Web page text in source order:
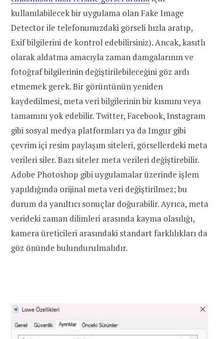
kullanılabilecek bir uygulama olan Fake Image
Detector ile telefonunuzdaki görseli hızla aratıp,
Exif bilgilerini de kontrol edebilirsiniz). Ancak, kasıtlı
olarak aldatma amacıyla zaman damgalarının ve
fotoğraf bilgilerinin değiştirilebileceğini göz ardı
etmemek gerek. Bir görüntünün yeniden
kaydedilmesi, meta veri bilgilerinin bir kısmını veya
tamamını yok edebilir. Twitter, Facebook, Instagram
gibi sosyal medya platformları ya da Imgur gibi
çevrim içi resim paylaşım siteleri, görsellerdeki meta
verileri siler. Bazı siteler meta verileri değiştirebilir.
Adobe Photoshop gibi uygulamalar üzerinde işlem
yapıldığında orijinal meta veri değiştirilmez; bu
durum da yanıltıcı sonuçlar doğurabilir. Ayrıca, meta
verideki zaman dilimleri arasında kayma olasılığı,
kamera üreticileri arasındaki standart farklılıkları da
göz önünde bulundurulmalıdır.